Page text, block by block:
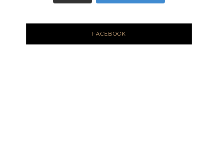
FACEBOOK